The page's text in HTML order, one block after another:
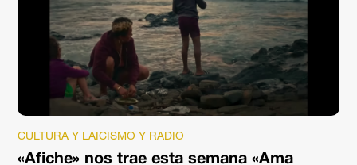
CULTURA Y LAICISMO Y RADIO
«Afiche» nos trae esta semana «Ama